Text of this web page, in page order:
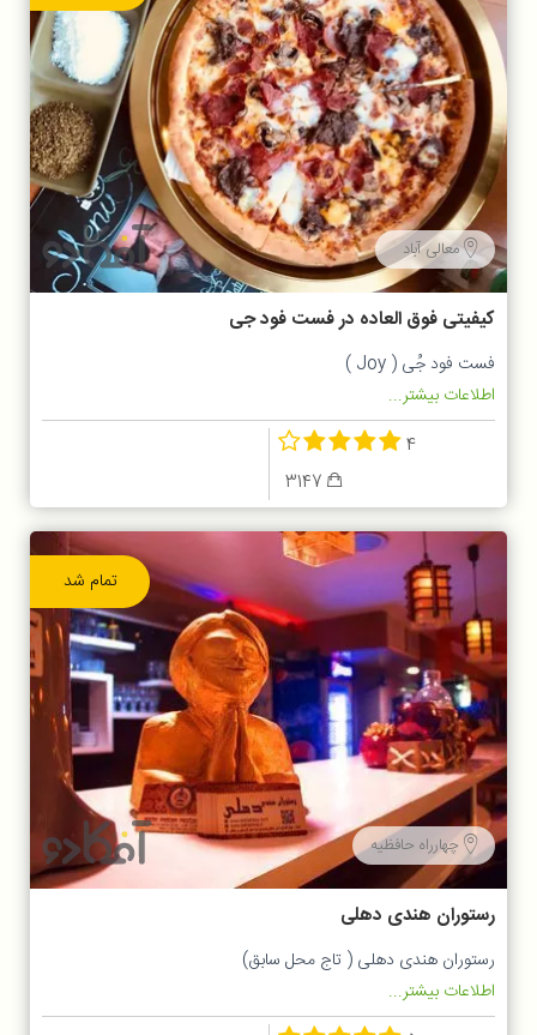
معالی آباد
کیفیتی فوق العاده در فست فود جی
فست فود جُی ( Joy )
اطلاعات بیشتر...
4
تمام شد
چهارراه حافظیه
رستوران هندی دهلی
رستوران هندی دهلی ( تاج محل سابق)
اطلاعات بیشتر...